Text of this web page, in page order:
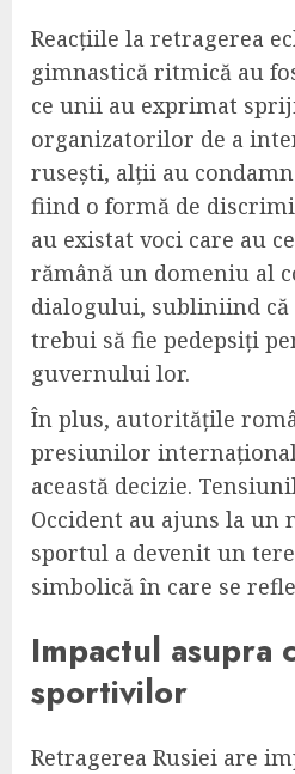
Reacțiile la retragerea
gimnastică ritmică au
ce unii au exprimat
organizatorilor de a
rusești, alții au
fiind o formă de
au existat voci care au
rămână un domeniu al
dialogului, subliniind
trebui să fie pedepsiți
guvernului lor.
În plus, autoritățile
presiunilor
această decizie.
Occident au ajuns la un
sportul a devenit un
simbolică în care se
Impactul asupra
sportivilor
Retragerea Rusiei are